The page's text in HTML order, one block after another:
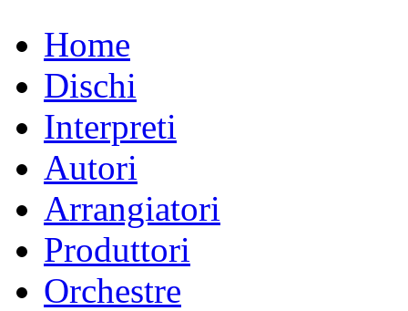
Home
Dischi
Interpreti
Autori
Arrangiatori
Produttori
Orchestre